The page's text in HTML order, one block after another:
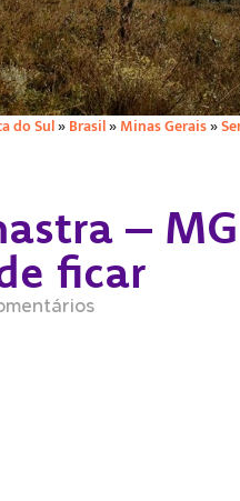
do Sul»Brasil»Minas Gerais»
–
ficar